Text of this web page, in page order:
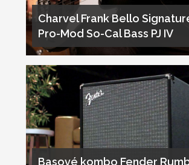
Charvel Frank Bello
Pro-Mod So-Cal Bass PJ IV
Basové kombo Fender